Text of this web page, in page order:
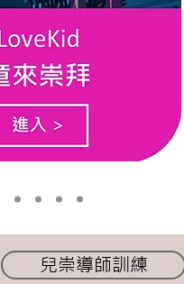
兒崇導師訓練